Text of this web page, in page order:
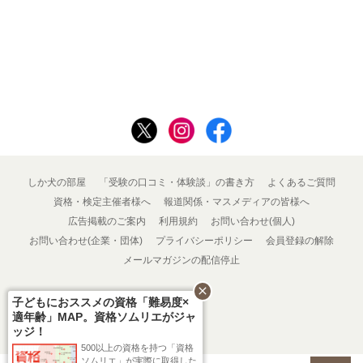
しか犬の部屋 「受験の口コミ・体験談」の書き方
よくあるご質問
資格・検定主催者様へ
報道関係・マスメディアの皆様へ
広告掲載のご案内
利用規約
お問い合わせ(個人)
お問い合わせ(企業・団体)
プライバシーポリシー
会員登録の解除
メールマガジンの配信停止
子どもにおススメの資格「難易度×
適年齢」MAP。資格ソムリエがジャ
ッジ！
500以上の資格を持つ「資格
ソムリエ」が実際に取得した
close